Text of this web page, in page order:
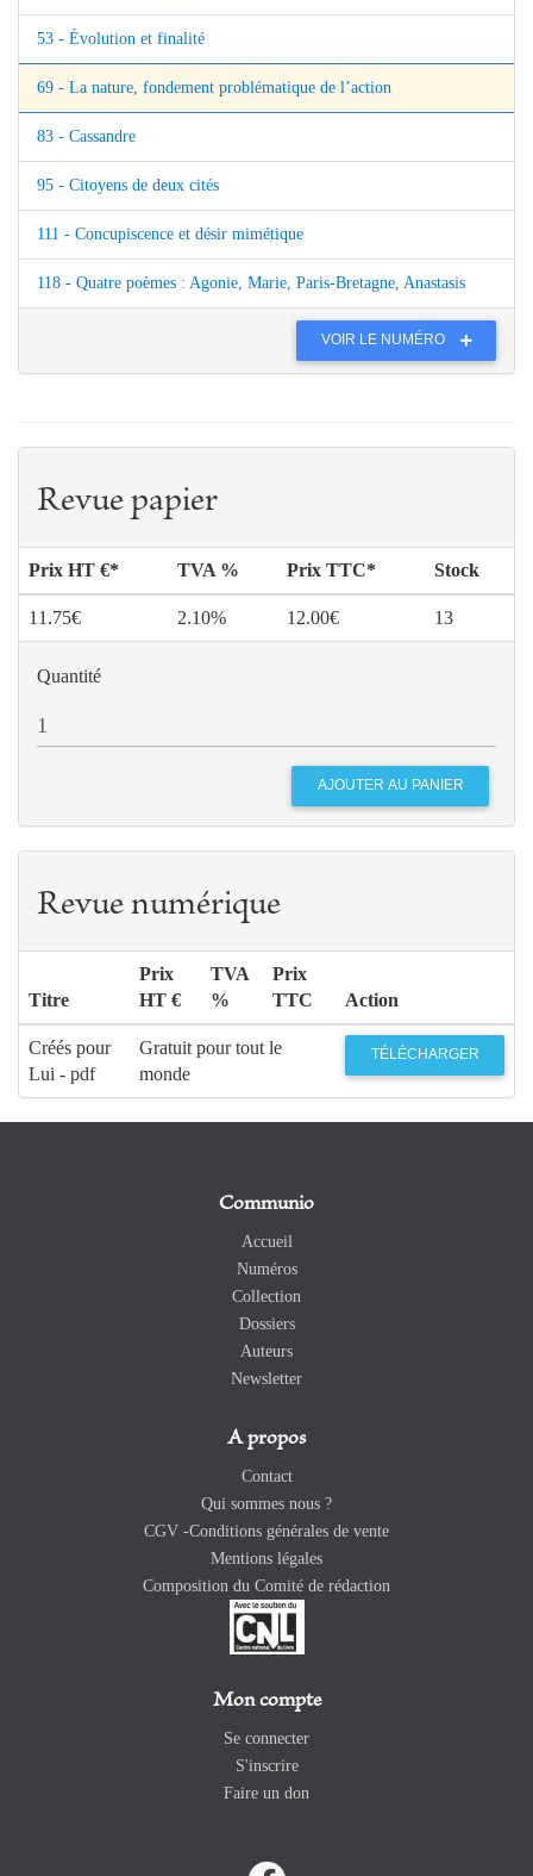
53 - Évolution et finalité
69 - La nature, fondement problématique de l’action
83 - Cassandre
95 - Citoyens de deux cités
111 - Concupiscence et désir mimétique
118 - Quatre poèmes : Agonie, Marie, Paris-Bretagne, Anastasis
VOIR LE NUMÉRO
Revue papier
Prix HT €* TVA % Prix TTC* Stock
11.75€ 2.10% 12.00€ 13
Quantité
Revue numérique
Titre
Prix
HT €
TVA
%
Prix
TTC
Action
Créés pour
Lui - pdf
Gratuit pour tout le
monde
TÉLÉCHARGER
Communio
Accueil
Numéros
Collection
Dossiers
Auteurs
Newsletter
A propos
Contact
Qui sommes nous ?
CGV -Conditions générales de vente
Mentions légales
Composition du Comité de rédaction
Mon compte
Se connecter
S'inscrire
Faire un don